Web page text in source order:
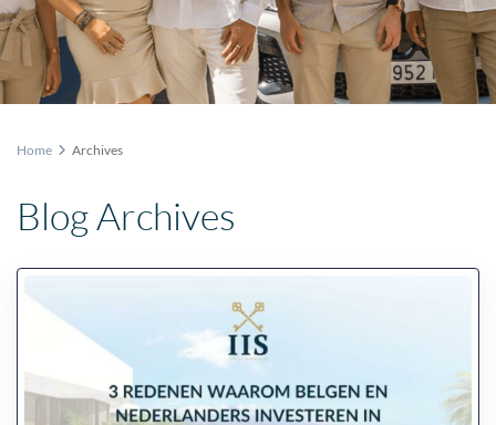
Home Archives
Blog Archives